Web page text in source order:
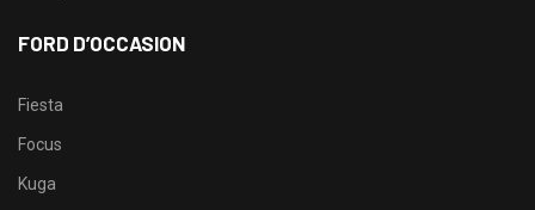
FORD D’OCCASION
Fiesta
Focus
Kuga